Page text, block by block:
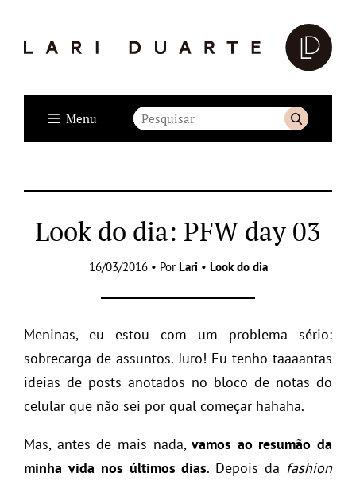
Menu
Look do dia: PFW day 03
16/03/2016 • Por Lari • Look do dia
Meninas, eu estou com um problema sério:
sobrecarga de assuntos. Juro! Eu tenho taaaantas
ideias de posts anotados no bloco de notas do
celular que não sei por qual começar hahaha.
Mas, antes de mais nada,vamos ao resumão da
minha vida nos últimos dias. Depois da fashion